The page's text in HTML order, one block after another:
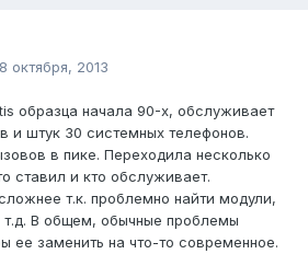
8 октября, 2013
образца начала 90-х, обслуживает
и штук 30 системных телефонов.
в пике. Переходила несколько
ставил и кто обслуживает.
т.к. проблемно найти модули,
В общем, обычные проблемы
ее заменить на что-то современное.